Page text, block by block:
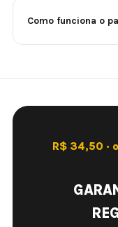
Como funciona o
R$ 34,50 ·